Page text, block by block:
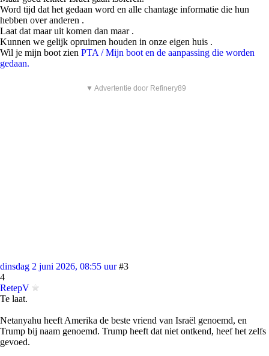
Word tijd dat het gedaan word en alle chantage informatie die hun
hebben over anderen .
Laat dat maar uit komen dan maar .
Kunnen we gelijk opruimen houden in onze eigen huis .
Wil je mijn boot zien PTA / Mijn boot en de aanpassing die worden
gedaan.
▼ Advertentie door Refinery89
dinsdag 2 juni 2026, 08:55 uur #3
4
RetepV
Te laat.
Netanyahu heeft Amerika de beste vriend van Israël genoemd, en
Trump bij naam genoemd. Trump heeft dat niet ontkend, heef het zelfs
gevoed.